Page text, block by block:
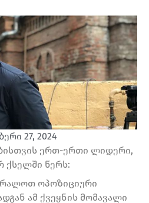
27, 2024
ერთ-ერთი ლიდერი,
ქსელში წერს:
ოპოზიციური
ამ ქვეყნის მომავალი